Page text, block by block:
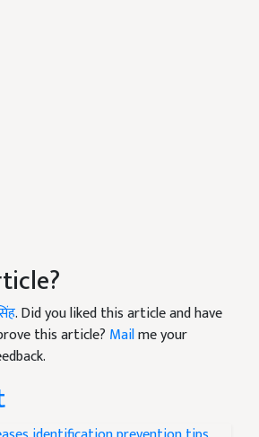
. Did you liked this article and have
this article? Mailme your